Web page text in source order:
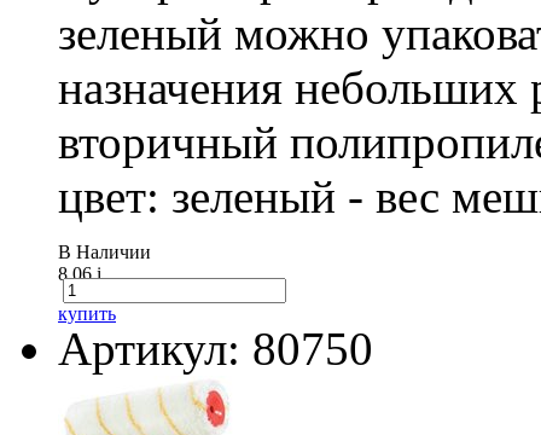
зеленый можно
назначения небольших
вторичный
цвет: зеленый - вес
В Наличии
8.06i
купить
Артикул: 80750